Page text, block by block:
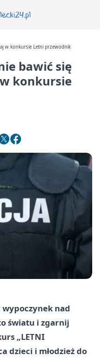
w konkursie Letni przewodnik
bawić się
konkursie
wypoczynek nad
światu i zgarnij
„LETNI
dzieci i młodzież do